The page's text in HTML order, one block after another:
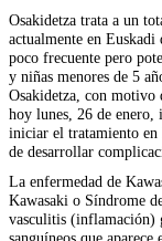
Osakidetza trata a un
actualmente en Euskadi
poco frecuente pero
y niñas menores de 5
Osakidetza, con motivo
hoy lunes, 26 de enero,
iniciar el tratamiento en
de desarrollar
La enfermedad de
Kawasaki o Síndrome
vasculitis (inflamación)
sanguíneos que